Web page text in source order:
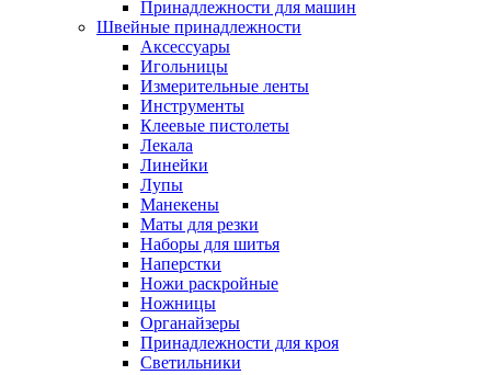
Принадлежности для машин
Швейные принадлежности
Аксессуары
Игольницы
Измерительные ленты
Инструменты
Клеевые пистолеты
Лекала
Линейки
Лупы
Манекены
Маты для резки
Наборы для шитья
Наперстки
Ножи раскройные
Ножницы
Органайзеры
Принадлежности для кроя
Светильники